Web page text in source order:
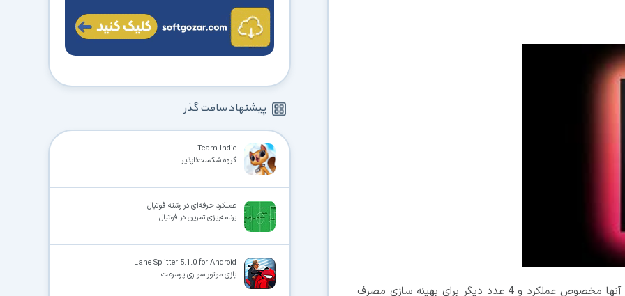
گفته شده که M1X دارای 12 هسته است که 8 عدد از آنها مخصوص عملکرد و 4 عدد دیگر برای بهینه سازی مصرف
پیشنهاد سافت گذر
Team Indie
گروه شکست‌ناپذیر
عملکرد حرفه‌­ای در رشته فوتبال
برنامه‌ریزی تمرین در فوتبال
Lane Splitter 5.1.0 for Android
بازی موتور سواری پرسرعت